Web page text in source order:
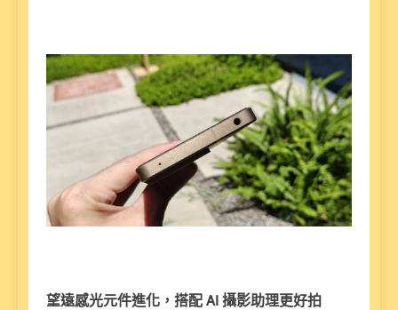
望遠感光元件進化，搭配 AI 攝影助理更好拍